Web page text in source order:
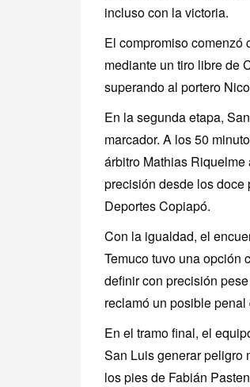
incluso con la victoria.
El compromiso comenzó
mediante un tiro libre de
superando al portero
En la segunda etapa,
marcador. A los 50
árbitro Mathias
precisión desde los doce
Deportes Copiapó.
Con la igualdad, el
Temuco tuvo una opción
definir con precisión
reclamó un posible
En el tramo final, el
San Luis generar peligro
los pies de Fabián